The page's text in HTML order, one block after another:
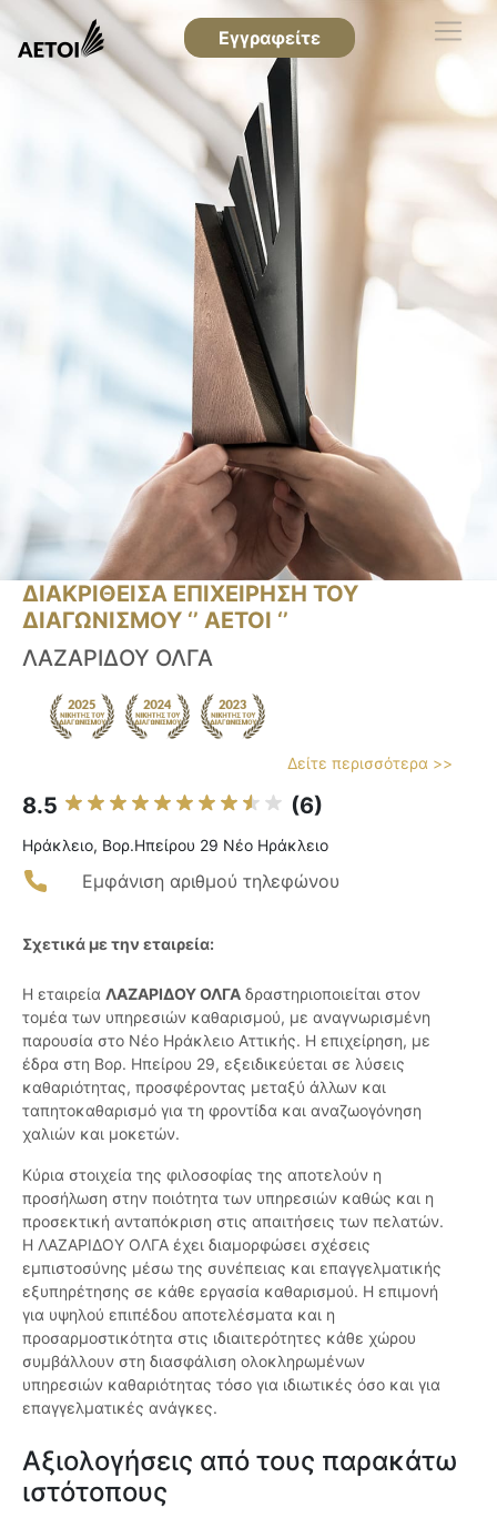
Εγγραφείτε
ΔΙΑΚΡΙΘΕΙΣΑ ΕΠΙΧΕΙΡΗΣΗ ΤΟΥ
ΔΙΑΓΩΝΙΣΜΟΥ ‘’ ΑΕΤΟΙ ‘’
ΛΑΖΑΡΙΔΟΥ ΟΛΓΑ
Δείτε περισσότερα >>
8.5 (6)
Ηράκλειο, Βορ.Ηπείρου 29 Νέο Ηράκλειο
Εμφάνιση αριθμού τηλεφώνου
Σχετικά με την εταιρεία:
Η εταιρεία ΛΑΖΑΡΙΔΟΥ ΟΛΓΑ δραστηριοποιείται στον
τομέα των υπηρεσιών καθαρισμού, με αναγνωρισμένη
παρουσία στο Νέο Ηράκλειο Αττικής. Η επιχείρηση, με
έδρα στη Βορ. Ηπείρου 29, εξειδικεύεται σε λύσεις
καθαριότητας, προσφέροντας μεταξύ άλλων και
ταπητοκαθαρισμό για τη φροντίδα και αναζωογόνηση
χαλιών και μοκετών.
Κύρια στοιχεία της φιλοσοφίας της αποτελούν η
προσήλωση στην ποιότητα των υπηρεσιών καθώς και η
προσεκτική ανταπόκριση στις απαιτήσεις των πελατών.
Η ΛΑΖΑΡΙΔΟΥ ΟΛΓΑ έχει διαμορφώσει σχέσεις
εμπιστοσύνης μέσω της συνέπειας και επαγγελματικής
εξυπηρέτησης σε κάθε εργασία καθαρισμού. Η επιμονή
για υψηλού επιπέδου αποτελέσματα και η
προσαρμοστικότητα στις ιδιαιτερότητες κάθε χώρου
συμβάλλουν στη διασφάλιση ολοκληρωμένων
υπηρεσιών καθαριότητας τόσο για ιδιωτικές όσο και για
επαγγελματικές ανάγκες.
Αξιολογήσεις από τους παρακάτω
ιστότοπους